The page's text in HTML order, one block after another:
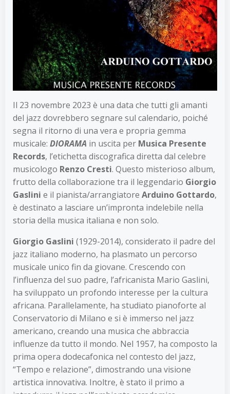
Il 23 novembre 2023 è una data che tutti gli amanti
del jazz dovrebbero segnare sul calendario, poiché
segna il ritorno di una vera e propria gemma
musicale: DIORAMA in uscita per Musica Presente
Records, l’etichetta discografica diretta dal celebre
musicologo Renzo Cresti. Questo misterioso album,
frutto della collaborazione tra il leggendario Giorgio
Gaslini e il pianista/arrangiatore Arduino Gottardo,
è destinato a lasciare un’impronta indelebile nella
storia della musica italiana e non solo.
Giorgio Gaslini (1929-2014), considerato il padre del
jazz italiano moderno, ha plasmato un percorso
musicale unico fin da giovane. Crescendo con
l’influenza del suo padre, l’africanista Mario Gaslini,
ha sviluppato un profondo interesse per la cultura
africana. Parallelamente, ha studiato pianoforte al
Conservatorio di Milano e si è immerso nel jazz
americano, creando una musica che abbraccia
influenze da tutto il mondo. Nel 1957, ha composto la
prima opera dodecafonica nel contesto del jazz,
“Tempo e relazione”, dimostrando una visione
artistica innovativa. Inoltre, è stato il primo a